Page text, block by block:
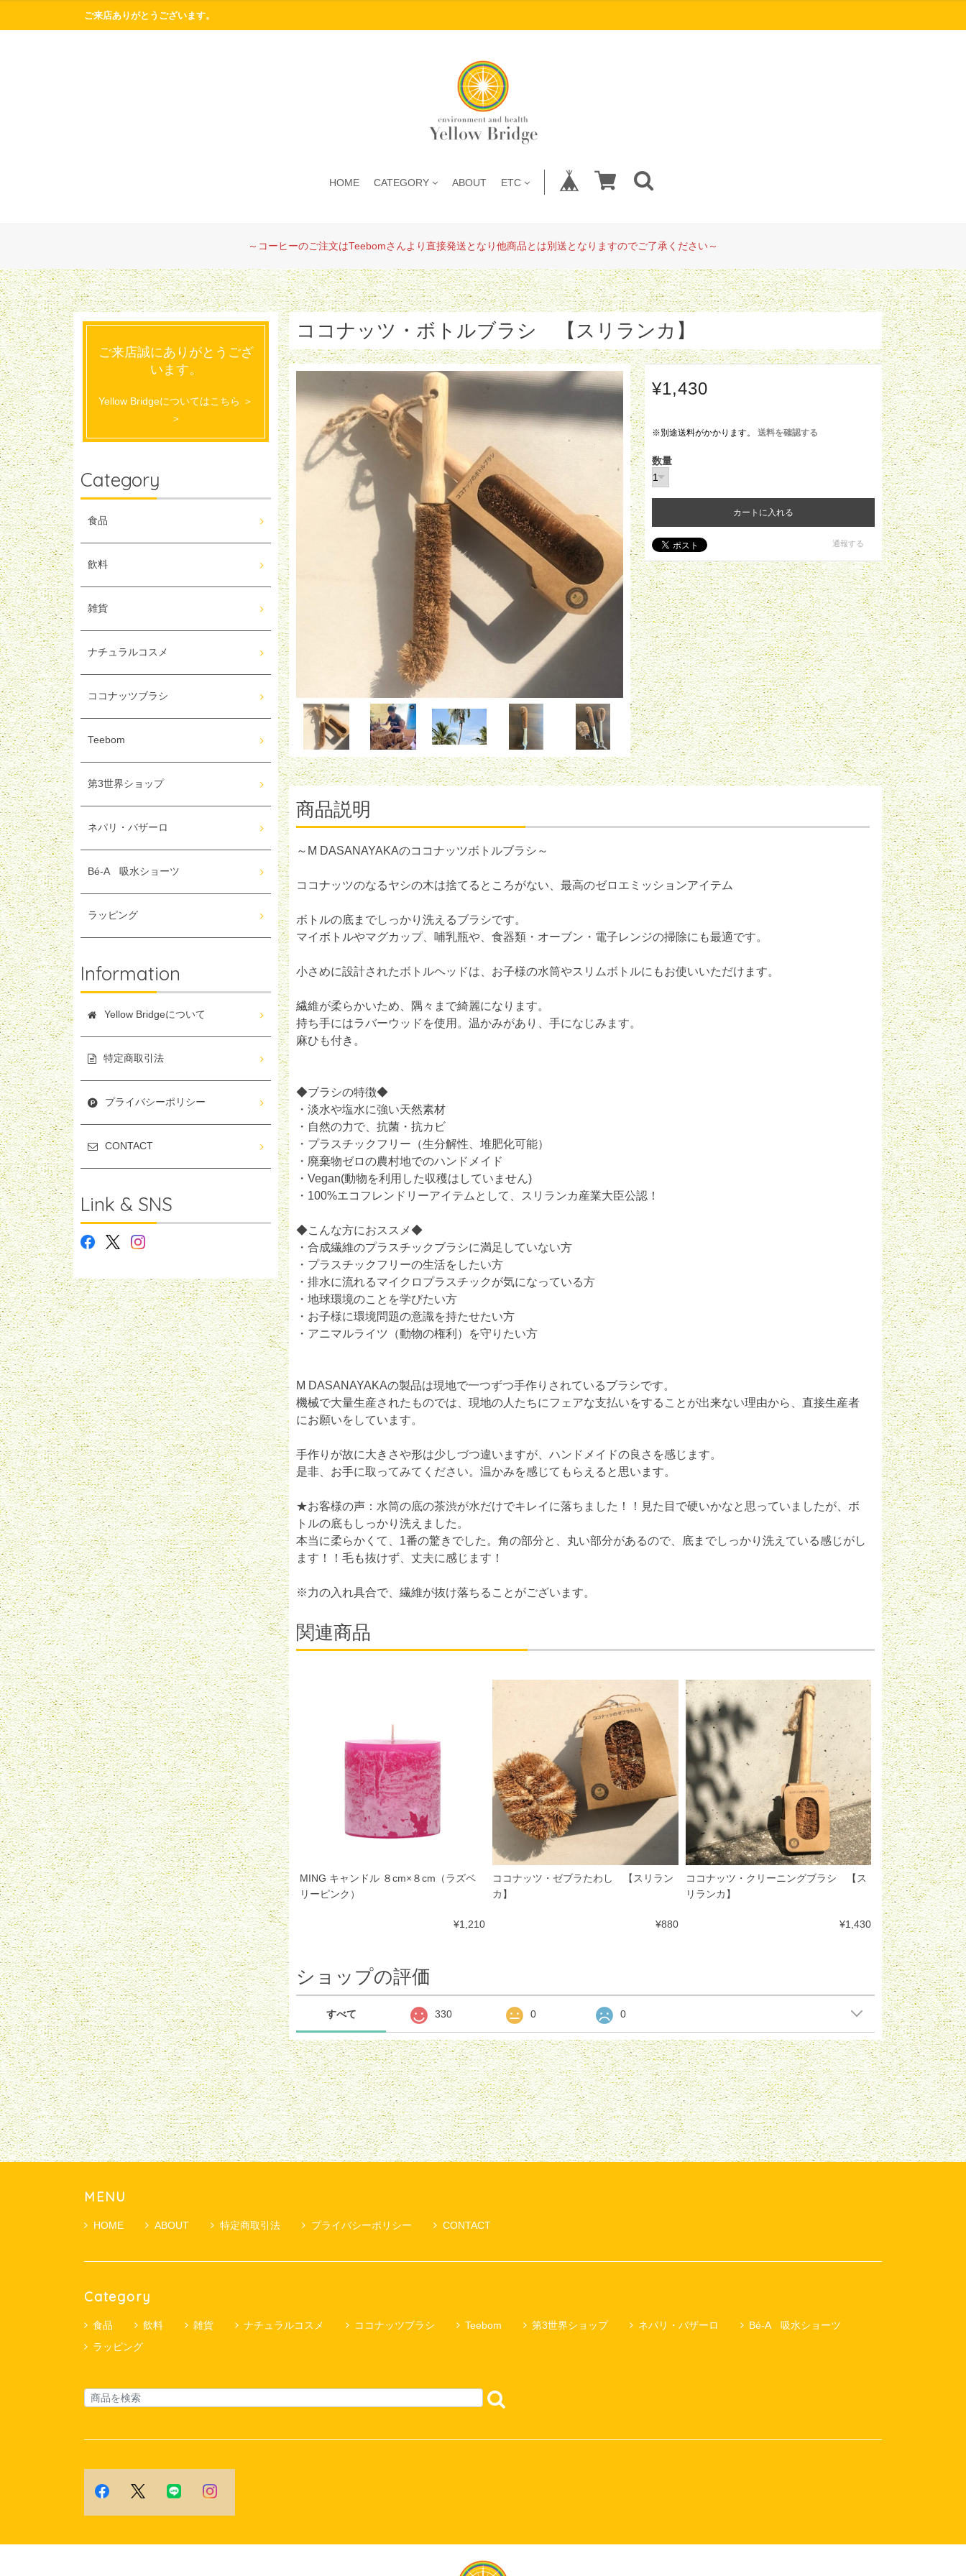
ご来店ありがとうございます。
HOME CATEGORY ABOUT ETC
～コーヒーのご注文はTeebomさんより直接発送となり他商品とは別送となりますのでご了承ください～
ココナッツ・ボトルブラシ 【スリランカ】
¥1,430
※別途送料がかかります。 送料を確認する
数量
カートに入れる
通報する
商品説明
～M DASANAYAKAのココナッツボトルブラシ～
ココナッツのなるヤシの木は捨てるところがない、最高のゼロエミッションアイテム
ボトルの底までしっかり洗えるブラシです。
マイボトルやマグカップ、哺乳瓶や、食器類・オーブン・電子レンジの掃除にも最適です。
小さめに設計されたボトルヘッドは、お子様の水筒やスリムボトルにもお使いいただけます。
繊維が柔らかいため、隅々まで綺麗になります。
持ち手にはラバーウッドを使用。温かみがあり、手になじみます。
麻ひも付き。
◆ブラシの特徴◆
・淡水や塩水に強い天然素材
・自然の力で、抗菌・抗カビ
・プラスチックフリー（生分解性、堆肥化可能）
・廃棄物ゼロの農村地でのハンドメイド
・Vegan(動物を利用した収穫はしていません)
・100%エコフレンドリーアイテムとして、スリランカ産業大臣公認！
◆こんな方におススメ◆
・合成繊維のプラスチックブラシに満足していない方
・プラスチックフリーの生活をしたい方
・排水に流れるマイクロプラスチックが気になっている方
・地球環境のことを学びたい方
・お子様に環境問題の意識を持たせたい方
・アニマルライツ（動物の権利）を守りたい方
M DASANAYAKAの製品は現地で一つずつ手作りされているブラシです。
機械で大量生産されたものでは、現地の人たちにフェアな支払いをすることが出来ない理由から、直接生産者
にお願いをしています。
手作りが故に大きさや形は少しづつ違いますが、ハンドメイドの良さを感じます。
是非、お手に取ってみてください。温かみを感じてもらえると思います。
★お客様の声：水筒の底の茶渋が水だけでキレイに落ちました！！見た目で硬いかなと思っていましたが、ボ
トルの底もしっかり洗えました。
本当に柔らかくて、1番の驚きでした。角の部分と、丸い部分があるので、底までしっかり洗えている感じがし
ます！！毛も抜けず、丈夫に感じます！
※力の入れ具合で、繊維が抜け落ちることがございます。
関連商品
MING キャンドル ８cm×８cm（ラズベ
リーピンク）
¥1,210
ココナッツ・ゼブラたわし 【スリラン
カ】
¥880
ココナッツ・クリーニングブラシ 【ス
リランカ】
¥1,430
ショップの評価
すべて 330 0 0
ご来店誠にありがとうござ
います。
Yellow Bridgeについてはこちら ＞
＞
Category
食品
飲料
雑貨
ナチュラルコスメ
ココナッツブラシ
Teebom
第3世界ショップ
ネパリ・バザーロ
Bé-A 吸水ショーツ
ラッピング
Information
Yellow Bridgeについて
特定商取引法
プライバシーポリシー
CONTACT
Link & SNS
MENU
HOME ABOUT 特定商取引法 プライバシーポリシー CONTACT
Category
食品 飲料 雑貨 ナチュラルコスメ ココナッツブラシ Teebom 第3世界ショップ ネパリ・バザーロ
Bé-A 吸水ショーツ
ラッピング